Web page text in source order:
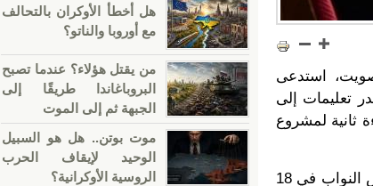
استدعى
تعليمات إلى
ثانية لمشروع
مجلس الوزراء الاوكراني قدم مشروع ميزانية الدولة لعام 2021 إلى مجلس النواب في 18
هل أخطأ الأوكران بالتحالف
مع أوروبا والناتو؟
من يقتل هؤلاء؟ عندما تصبح
البروباغاندا طريقًا إلى
الجبهة ثم إلى الموت
موت بوتن.. هل هو السبيل
الوحيد لإيقاف الحرب
الروسية الأوكرانية؟